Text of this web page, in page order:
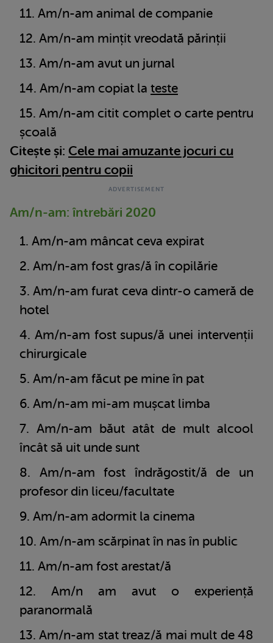
Am/n-am animal de companie
Am/n-am mințit vreodată părinții
Am/n-am avut un jurnal
Am/n-am copiat la teste
Am/n-am citit complet o carte pentru
școală
Citește și: Cele mai amuzante jocuri cu
ghicitori pentru copii
Am/n-am: întrebări 2020
Am/n-am mâncat ceva expirat
Am/n-am fost gras/ă în copilărie
Am/n-am furat ceva dintr-o cameră de
hotel
Am/n-am fost supus/ă unei intervenții
chirurgicale
Am/n-am făcut pe mine în pat
Am/n-am mi-am mușcat limba
Am/n-am băut atât de mult alcool
încât să uit unde sunt
Am/n-am fost îndrăgostit/ă de un
profesor din liceu/facultate
Am/n-am adormit la cinema
Am/n-am scărpinat în nas în public
Am/n-am fost arestat/ă
Am/n am avut o experiență
paranormală
Am/n-am stat treaz/ă mai mult de 48